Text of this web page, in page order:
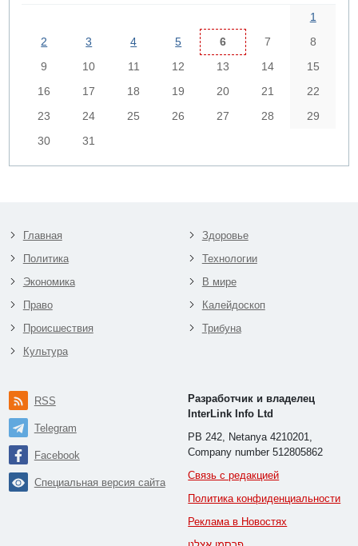
1
2
3 4 5 6 7
8
9
10 11 12 13 14
15
16
17 18 19 20 21
22
23
24 25 26 27 28
29
30
31
Главная
Политика
Экономика
Право
Происшествия
Культура
Здоровье
Технологии
В мире
Калейдоскоп
Трибуна
RSS
Telegram
Facebook
Специальная версия сайта
Разработчик и владелец
InterLink Info Ltd
PB 242, Netanya 4210201,
Company number 512805862
Связь с редакцией
Политика конфиденциальности
Реклама в Новостях